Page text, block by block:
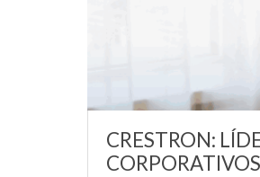
CRESTRON:
CORPORATIVOS